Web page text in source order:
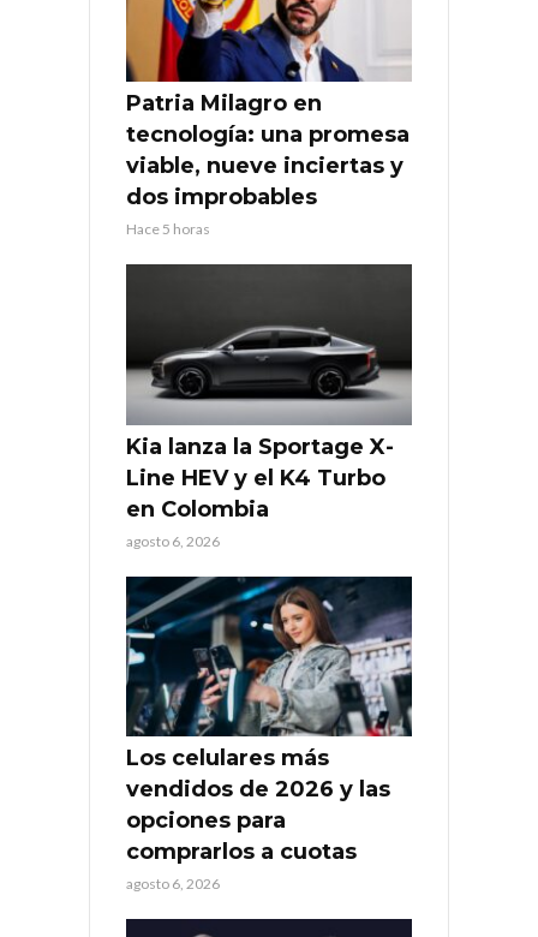
Patria Milagro en
tecnología: una promesa
viable, nueve inciertas y
dos improbables
Hace 5 horas
Kia lanza la Sportage X-
Line HEV y el K4 Turbo
en Colombia
agosto 6, 2026
Los celulares más
vendidos de 2026 y las
opciones para
comprarlos a cuotas
agosto 6, 2026